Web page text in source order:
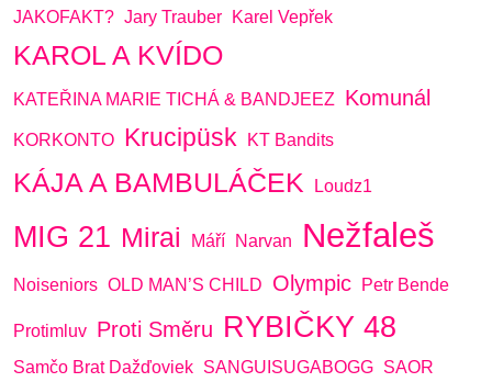
JAKOFAKT? Jary Trauber Karel Vepřek
KAROL A KVÍDO
KATEŘINA MARIE TICHÁ & BANDJEEZ Komunál
KORKONTO Krucipüsk KT Bandits
KÁJA A BAMBULÁČEK Loudz1
MIG 21 Mirai Máří Narvan Nežfaleš
Noiseniors OLD MAN’S CHILD Olympic Petr Bende
Protimluv Proti Směru RYBIČKY 48
Samčo Brat Dažďoviek SANGUISUGABOGG SAOR